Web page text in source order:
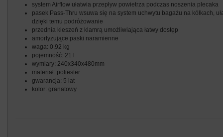
system Airflow ułatwia przepływ powietrza podczas noszenia plecaka
pasek Pass-Thru wsuwa się na system uchwytu bagażu na kółkach,
dzięki temu podróżowanie
przednia kieszeń z klamrą umożliwiająca łatwy dostęp
amortyzujące paski naramienne
waga: 0,92 kg
pojemność: 21 l
wymiary: 240x340x480mm
materiał: poliester
gwarancja: 5 lat
kolor: granatowy